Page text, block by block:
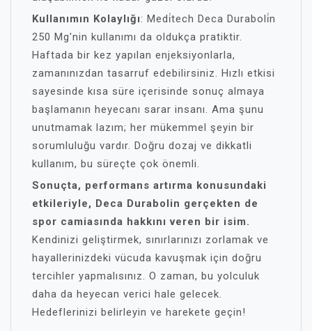
Kullanımın Kolaylığı: Medi̇tech Deca Duraboli̇n
250 Mg'nin kullanımı da oldukça pratiktir.
Haftada bir kez yapılan enjeksiyonlarla,
zamanınızdan tasarruf edebilirsiniz. Hızlı etkisi
sayesinde kısa süre içerisinde sonuç almaya
başlamanın heyecanı sarar insanı. Ama şunu
unutmamak lazım; her mükemmel şeyin bir
sorumluluğu vardır. Doğru dozaj ve dikkatli
kullanım, bu süreçte çok önemli.
Sonuçta, performans artırma konusundaki
etkileriyle, Deca Durabolin gerçekten de
spor camiasında hakkını veren bir isim.
Kendinizi geliştirmek, sınırlarınızı zorlamak ve
hayallerinizdeki vücuda kavuşmak için doğru
tercihler yapmalısınız. O zaman, bu yolculuk
daha da heyecan verici hale gelecek.
Hedeflerinizi belirleyin ve harekete geçin!